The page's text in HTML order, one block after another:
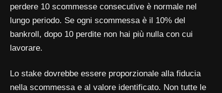
perdere 10 scommesse consecutive è normale nel
lungo periodo. Se ogni scommessa è il 10% del
bankroll, dopo 10 perdite non hai più nulla con cui
lavorare.
Lo stake dovrebbe essere proporzionale alla fiducia
nella scommessa e al valore identificato. Non tutte le